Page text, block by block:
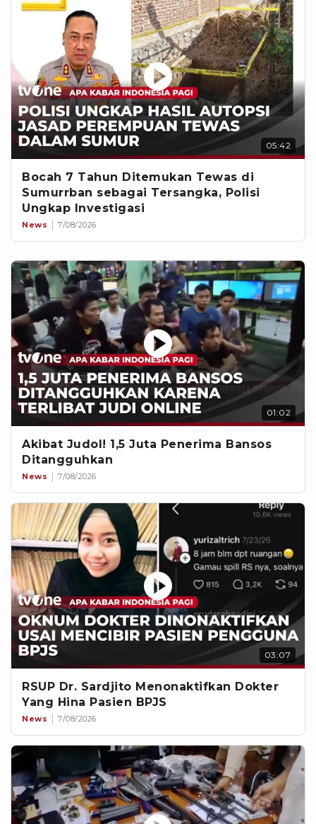
05:42
Bocah 7 Tahun Ditemukan Tewas di
Sumurrban sebagai Tersangka, Polisi
Ungkap Investigasi
News 7/08/2026
01:02
Akibat Judol! 1,5 Juta Penerima Bansos
Ditangguhkan
News 7/08/2026
03:07
RSUP Dr. Sardjito Menonaktifkan Dokter
Yang Hina Pasien BPJS
News 7/08/2026